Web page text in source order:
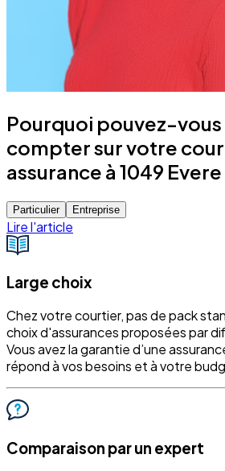
Pourquoi pouvez-
compter sur votre
assurance à 1049 Evere
Particulier Entreprise
Lire l'article
Large choix
Chez votre courtier, pas de pack
choix d'assurances proposées par
Vous avez la garantie d’une
répond à vos besoins et à votre
Comparaison par un expert